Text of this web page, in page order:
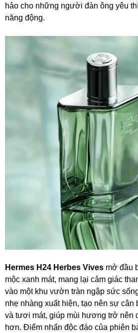
hảo cho những người đàn ông yêu
năng động.
Hermes H24 Herbes Vives mở đầu
mộc xanh mát, mang lại cảm giác
vào một khu vườn tràn ngập sức
nhẹ nhàng xuất hiện, tạo nên sự cân
và tươi mát, giúp mùi hương trở nên
hơn. Điểm nhấn độc đáo của phiên